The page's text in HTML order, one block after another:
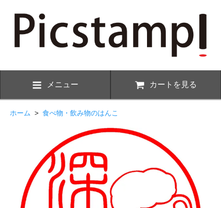
メニュー カートを見る
ホーム > 食べ物・飲み物のはんこ